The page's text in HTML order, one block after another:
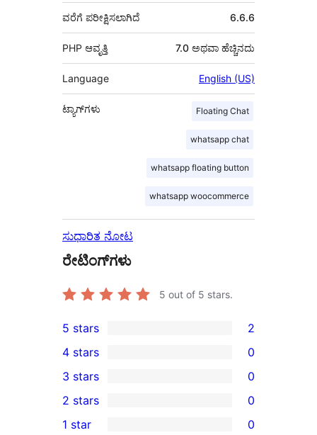
6.6.6
ವರೆಗೆ ಪರೀಕ್ಷಿಸಲಾಗಿದೆ
PHP ಆವೃತ್ತಿ 7.0 ಅಥವಾ ಹೆಚ್ಚಿನದು
Language English (US)
ಟ್ಯಾಗ್‌ಗಳು Floating Chat
whatsapp chat
whatsapp floating button
whatsapp woocommerce
ಸುಧಾರಿತ ನೋಟ
ರೇಟಿಂಗ್‌ಗಳು
5 out of 5 stars.
2
5-
star
reviews
5 stars 2
4-
star
reviews
4 stars 0
0
3-
star
3 stars 0
2-
2 stars 0
1 star 0